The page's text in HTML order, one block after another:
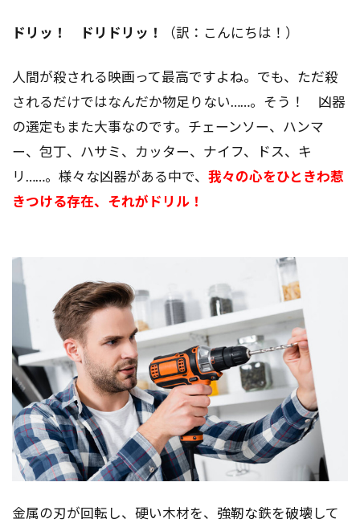
ドリッ！ ドリドリッ！ （訳：こんにちは！）
人間が殺される映画って最高ですよね。でも、ただ殺
されるだけではなんだか物足りない……。そう！ 凶器
の選定もまた大事なのです。チェーンソー、ハンマ
ー、包丁、ハサミ、カッター、ナイフ、ドス、キ
リ……。様々な凶器がある中で、 我々の心をひときわ惹
きつける存在、それがドリル！
金属の刃が回転し、硬い木材を、強靭な鉄を破壊して